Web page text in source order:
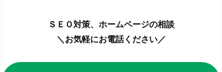
ＳＥＯ対策、ホームページの相談
＼お気軽にお電話ください／